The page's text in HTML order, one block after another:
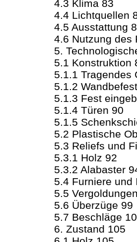
4.3 Klima 83
4.4 Lichtquellen
4.5 Ausstattung
4.6 Nutzung des
5.
5.1 Konstruktion
5.1.1 Tragendes
5.1.2
5.1.3 Fest
5.1.4 Türen 90
5.1.5
5.2 Plastische
5.3 Reliefs und
5.3.1 Holz 92
5.3.2 Alabaster
5.4 Furniere und
5.5
5.6 Überzüge 99
5.7 Beschläge
6. Zustand 105